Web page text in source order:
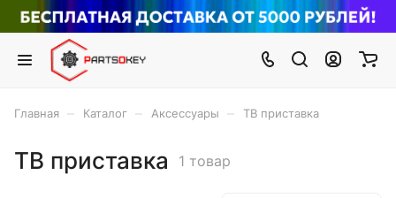
Главная Каталог Аксессуары ТВ приставка
ТВ приставка 1 товар